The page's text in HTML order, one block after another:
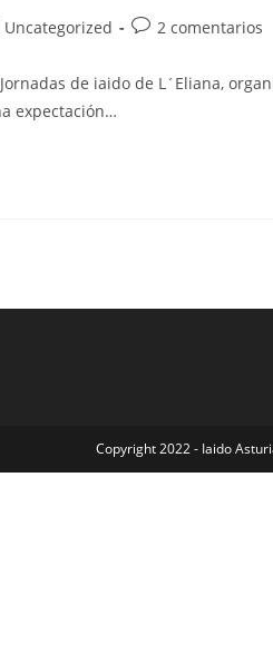
Uncategorized 2 comentarios
de iaido de L´Eliana,
expectación…
Copyright 2022 - Iaido